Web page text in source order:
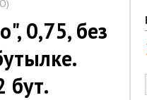
0,75, без
бут.